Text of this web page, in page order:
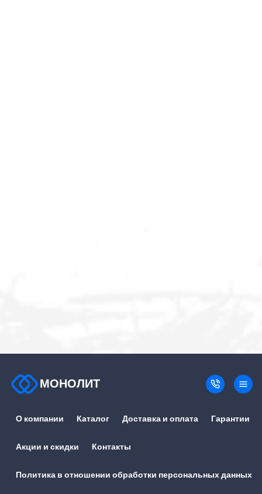
МОНОЛИТ
О компании Каталог Доставка и оплата Гарантии
Акции и скидки Контакты
Политика в отношении обработки персональных данных